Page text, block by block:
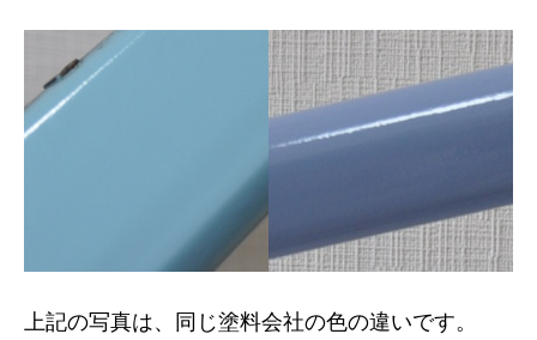
上記の写真は、同じ塗料会社の色の違いです。